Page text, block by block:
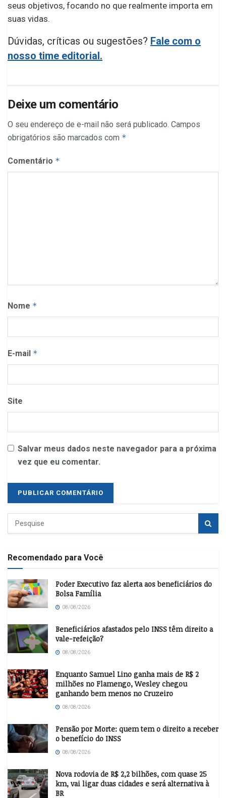
seus objetivos, focando no que realmente importa em
suas vidas.
Dúvidas, críticas ou sugestões? Fale com o
nosso time editorial.
Deixe um comentário
O seu endereço de e-mail não será publicado. Campos
obrigatórios são marcados com *
Comentário *
Nome *
E-mail *
Site
Salvar meus dados neste navegador para a próxima
vez que eu comentar.
Recomendado para Você
Poder Executivo faz alerta aos beneficiários do
Bolsa Família
08/08/2026
Beneficiários afastados pelo INSS têm direito a
vale-refeição?
08/08/2026
Enquanto Samuel Lino ganha mais de R$ 2
milhões no Flamengo, Wesley chegou
ganhando bem menos no Cruzeiro
08/08/2026
Pensão por Morte: quem tem o direito a receber
o benefício do INSS
08/08/2026
Nova rodovia de R$ 2,2 bilhões, com quase 25
km, vai ligar duas cidades e será alternativa à
BR